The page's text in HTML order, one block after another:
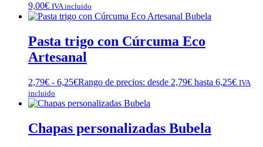
9,00€ IVA incluido
Pasta trigo con Cúrcuma Eco
Artesanal
2,79€ - 6,25€Rango de precios: desde 2,79€ hasta 6,25€ IVA
incluido
Chapas personalizadas Bubela